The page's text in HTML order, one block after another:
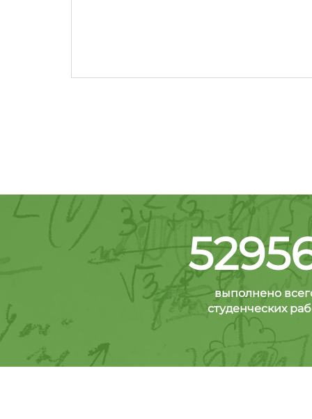
выполнено
студенческих